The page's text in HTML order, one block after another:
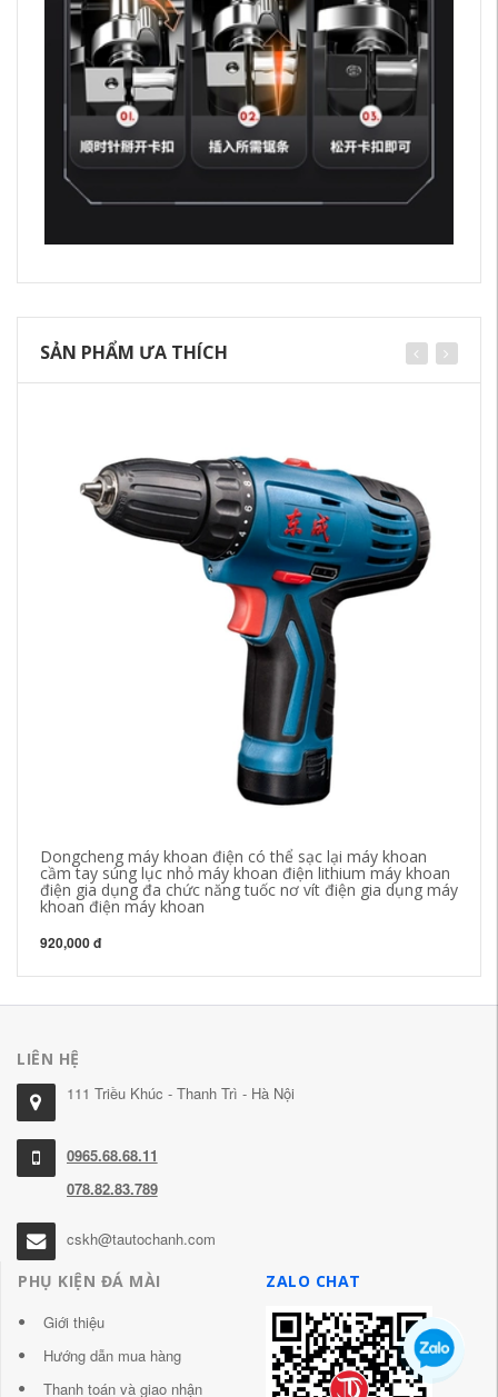
SẢN PHẨM ƯA THÍCH
Dongcheng máy khoan điện có thể sạc lại máy khoan
cầm tay súng lục nhỏ máy khoan điện lithium máy khoan
điện gia dụng đa chức năng tuốc nơ vít điện gia dụng máy
khoan điện máy khoan
920,000 đ
LIÊN HỆ
111 Triều Khúc - Thanh Trì - Hà Nội
0965.68.68.11
078.82.83.789
cskh@tautochanh.com
PHỤ KIỆN ĐÁ MÀI
Giới thiệu
Hướng dẫn mua hàng
Thanh toán và giao nhận
ZALO CHAT